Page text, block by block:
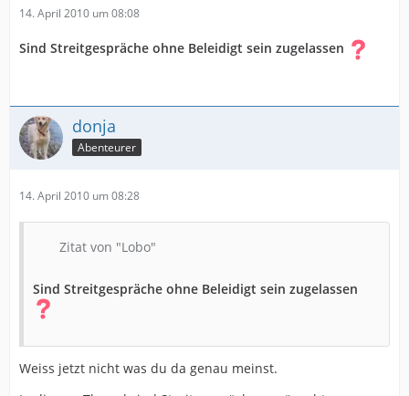
14. April 2010 um 08:08
Sind Streitgespräche ohne Beleidigt sein zugelassen
donja
Abenteurer
14. April 2010 um 08:28
Zitat von "Lobo"
Sind Streitgespräche ohne Beleidigt sein zugelassen
Weiss jetzt nicht was du da genau meinst.